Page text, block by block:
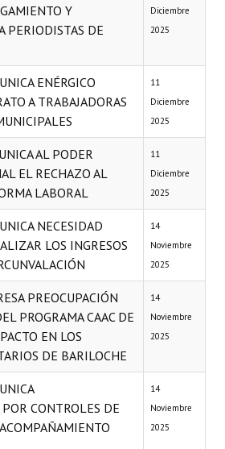
Y
PERIODISTAS DE
Diciembre
2025
ENÉRGICO
A TRABAJADORAS
11
Diciembre
2025
AL PODER
EL RECHAZO AL
LABORAL
11
Diciembre
2025
NECESIDAD
LOS INGRESOS
14
Noviembre
2025
PREOCUPACIÓN
PROGRAMA CAAC DE
EN LOS
DE BARILOCHE
14
Noviembre
2025
CONTROLES DE
14
Noviembre
2025